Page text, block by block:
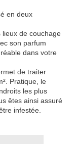
en deux
de couchage
son parfum
dans votre
de traiter
Pratique, le
les plus
êtes ainsi assuré
infestée.